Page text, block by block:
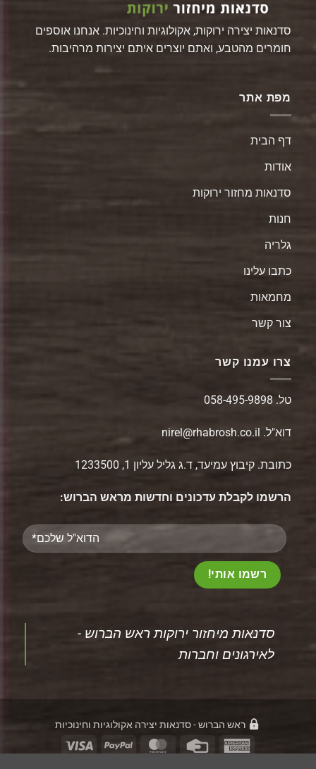
סדנאות יצירה ירוקות, אקולוגיות וחינוכיות. אנחנו אוספים
חומרים מהטבע, ואתם יוצרים איתם יצירות מרהיבות.
מפת אתר
דף הבית
אודות
סדנאות מחזור ירוקות
חנות
גלריה
כתבו עלינו
מחמאות
צור קשר
צרו עמנו קשר
טל. 058-495-9898
דוא"ל. nirel@rhabrosh.co.il
כתובת. קיבוץ עמיעד, ד.ג גליל עליון 1, 1233500
הרשמו לקבלת עדכונים וחדשות מראש הברוש:
Please
leave
‏סדנאות מיחזור ירוקות ראש הברוש -
לאירגונים וחברות‏
ראש הברוש - סדנאות יצירה אקולוגיות וחינוכיות